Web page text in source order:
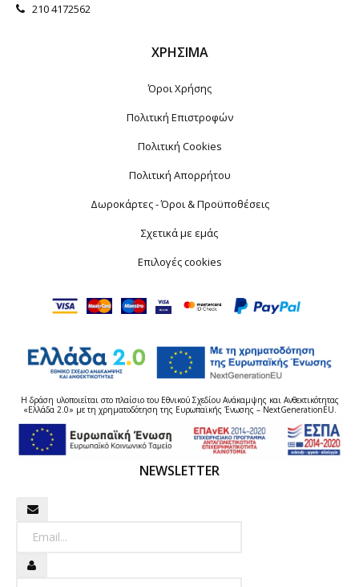
210 4172562
ΧΡΉΣΙΜΑ
Όροι Χρήσης
Πολιτική Επιστροφών
Πολιτική Cookies
Πολιτική Απορρήτου
Δωροκάρτες - Όροι & Προϋποθέσεις
Σχετικά με εμάς
Επιλογές cookies
Η δράση υλοποιείται στο πλαίσιο του Εθνικού Σχεδίου Ανάκαμψης και Ανθεκτικότητας
«Ελλάδα 2.0» με τη χρηματοδότηση της Ευρωπαϊκής Ένωσης – NextGenerationEU.
NEWSLETTER
Newsletter